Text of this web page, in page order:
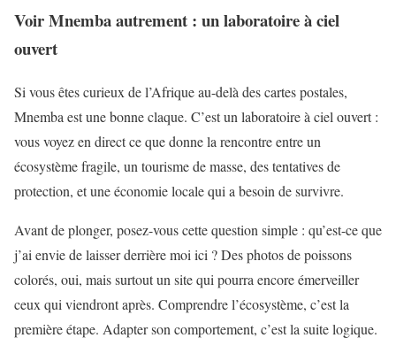
Voir Mnemba autrement : un laboratoire à ciel
ouvert
Si vous êtes curieux de l’Afrique au-delà des cartes postales,
Mnemba est une bonne claque. C’est un laboratoire à ciel ouvert :
vous voyez en direct ce que donne la rencontre entre un
écosystème fragile, un tourisme de masse, des tentatives de
protection, et une économie locale qui a besoin de survivre.
Avant de plonger, posez-vous cette question simple : qu’est-ce que
j’ai envie de laisser derrière moi ici ? Des photos de poissons
colorés, oui, mais surtout un site qui pourra encore émerveiller
ceux qui viendront après. Comprendre l’écosystème, c’est la
première étape. Adapter son comportement, c’est la suite logique.